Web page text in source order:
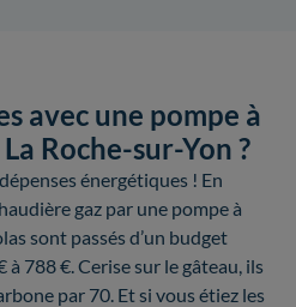
avec une pompe à
Roche-sur-Yon ?
énergétiques ! En
gaz par une pompe à
sont passés d’un budget
788 €. Cerise sur le gâteau, ils
par 70. Et si vous étiez les